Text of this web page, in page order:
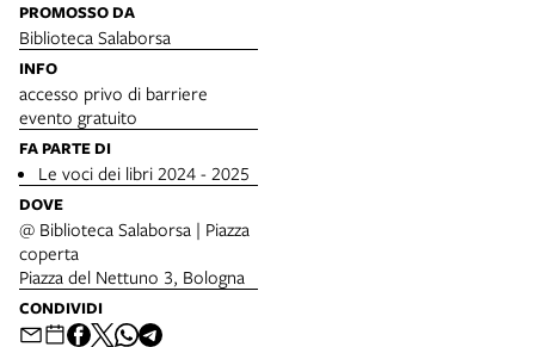
PROMOSSO DA
Biblioteca Salaborsa
INFO
accesso privo di barriere
evento gratuito
FA PARTE DI
Le voci dei libri 2024 - 2025
DOVE
@ Biblioteca Salaborsa | Piazza
coperta
Piazza del Nettuno 3, Bologna
CONDIVIDI